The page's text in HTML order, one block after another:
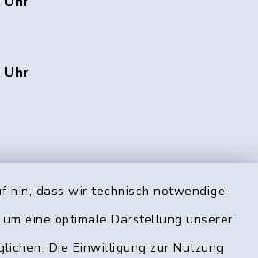
hin, dass wir technisch notwendige
eine optimale Darstellung unserer
Die Einwilligung zur Nutzung
Kontakt